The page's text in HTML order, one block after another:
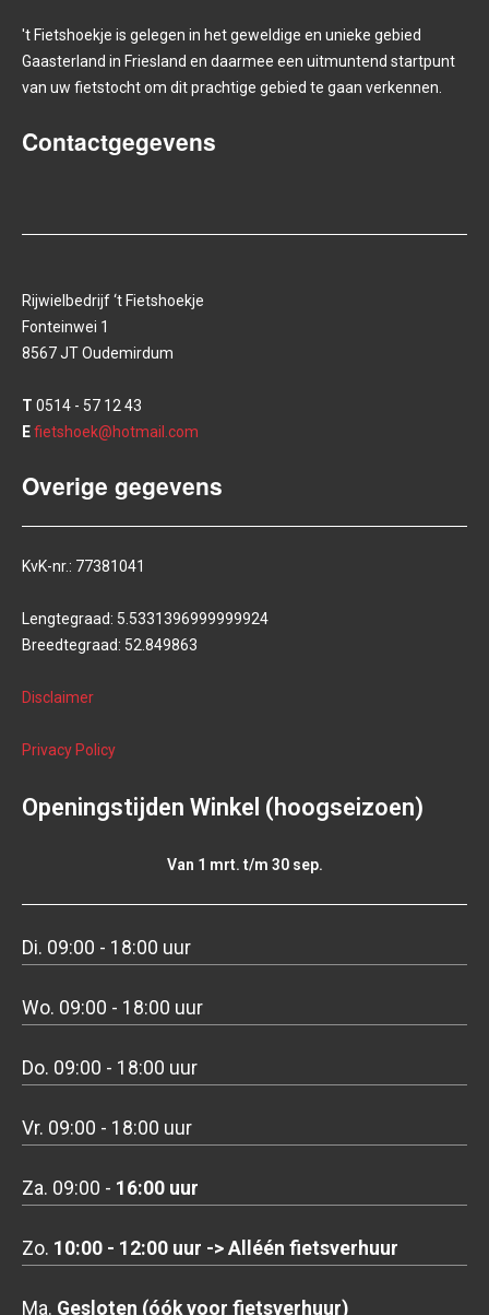
't Fietshoekje is gelegen in het geweldige en unieke gebied
Gaasterland in Friesland en daarmee een uitmuntend startpunt
van uw fietstocht om dit prachtige gebied te gaan verkennen.
Contactgegevens
Rijwielbedrijf ‘t Fietshoekje
Fonteinwei 1
8567 JT Oudemirdum
T 0514 - 57 12 43
Efietshoek@hotmail.com
Overige gegevens
KvK-nr.: 77381041
Lengtegraad: 5.5331396999999924
Breedtegraad: 52.849863
Disclaimer
Privacy Policy
Openingstijden Winkel (hoogseizoen)
Van 1 mrt. t/m 30 sep.
Di. 09:00 - 18:00 uur
Wo. 09:00 - 18:00 uur
Do. 09:00 - 18:00 uur
Vr. 09:00 - 18:00 uur
Za. 09:00 - 16:00 uur
Zo. 10:00 - 12:00 uur -> Alléén fietsverhuur
Ma. Gesloten (óók voor fietsverhuur)